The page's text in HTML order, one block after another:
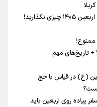
مجازی
رهبر شهید: از تضاد به
روی اربعین
نگذارید!
ممنوع!
(ع) در قیاس با حج
حسینی ۱۴۰۵ قبل از سفر پیاده روی اربعین باید